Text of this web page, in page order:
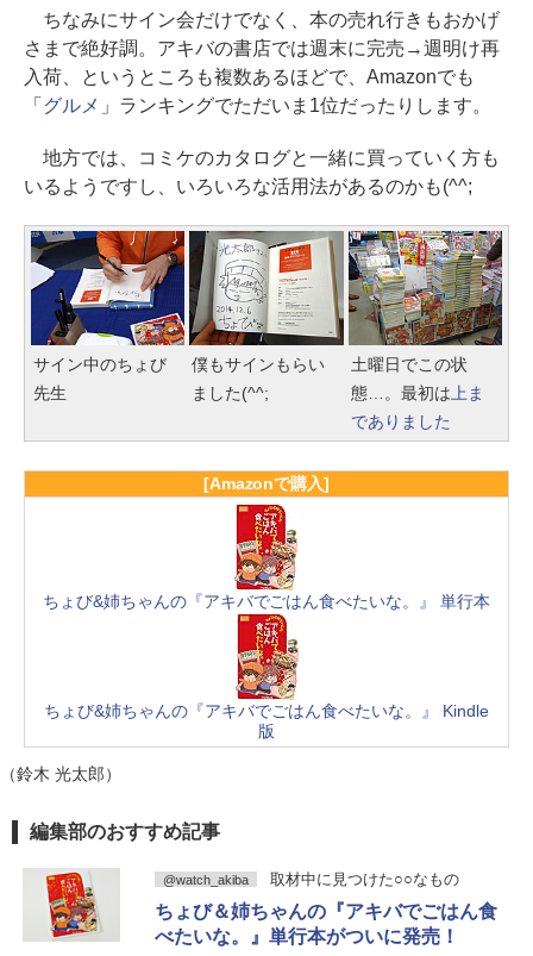
ちなみにサイン会だけでなく、本の売れ行きもおかげ
さまで絶好調。アキバの書店では週末に完売→週明け再
入荷、というところも複数あるほどで、Amazonでも
「 グルメ 」ランキングでただいま1位だったりします。
地方では、コミケのカタログと一緒に買っていく方も
いるようですし、いろいろな活用法があるのかも(^^;
サイン中のちょび
先生
僕もサインもらい
ました(^^;
土曜日でこの状
態…。最初は上ま
でありました
[Amazonで購入]
ちょび&姉ちゃんの『アキバでごはん食べたいな。』 単行本
ちょび&姉ちゃんの『アキバでごはん食べたいな。』 Kindle
版
（鈴木 光太郎）
編集部のおすすめ記事
@watch_akiba 取材中に見つけた○○なもの
ちょび＆姉ちゃんの『アキバでごはん食
べたいな。』単行本がついに発売！